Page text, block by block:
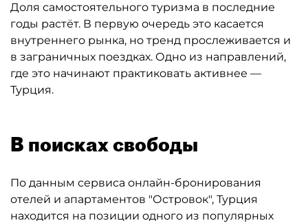
Доля самостоятельного туризма в последние
годы растёт. В первую очередь это касается
внутреннего рынка, но тренд прослеживается и
в заграничных поездках. Одно из направлений,
где это начинают практиковать активнее —
Турция.
В поисках свободы
По данным сервиса онлайн-бронирования
отелей и апартаментов "Островок", Турция
находится на позиции одного из популярных